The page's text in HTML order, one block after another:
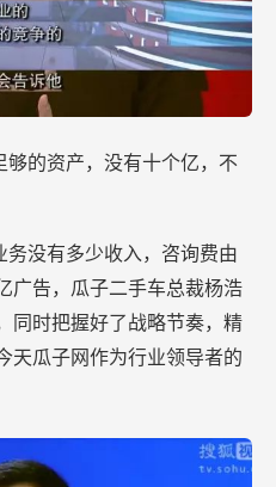
够的资产，没有十个亿，不
务没有多少收入，咨询费由
广告，瓜子二手车总裁杨浩
同时把握好了战略节奏，精
天瓜子网作为行业领导者的